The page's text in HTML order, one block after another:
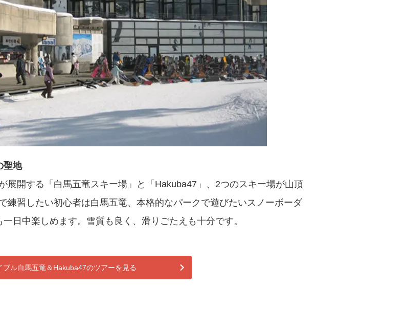
聖地
展開する「白馬五竜スキー場」と「Hakuba47」、2つのスキー場が山頂
練習したい初心者は白馬五竜、本格的なパークで遊びたいスノーボーダ
日中楽しめます。雪質も良く、滑りごたえも十分です。
ブル白馬五竜＆Hakuba47のツアーを見る